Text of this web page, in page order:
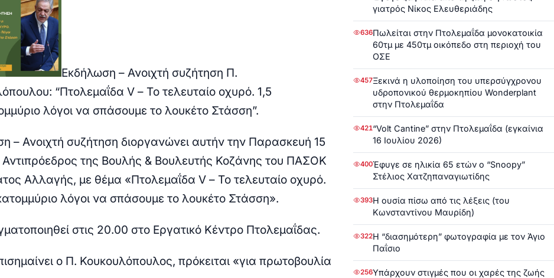
Εκδήλωση – Ανοιχτή συζήτηση Π.
“Πτολεμαΐδα V – Το τελευταίο οχυρό. 1,5
λόγοι να σπάσουμε το λουκέτο Στάσση”.
– Ανοιχτή συζήτηση διοργανώνει αυτήν την Παρασκευή 15
της Βουλής & Βουλευτής Κοζάνης του ΠΑΣΟΚ
Αλλαγής, με θέμα «Πτολεμαΐδα V – Το τελευταίο οχυρό.
λόγοι να σπάσουμε το λουκέτο Στάσση».
στις 20.00 στο Εργατικό Κέντρο Πτολεμαΐδας.
ο Π. Κουκουλόπουλος, πρόκειται «για πρωτοβουλία
γιατρός Νίκος Ελευθεριάδης
636Πωλείται στην Πτολεμαΐδα μονοκατοικία
60τμ με 450τμ οικόπεδο στη περιοχή του
ΟΣΕ
457Ξεκινά η υλοποίηση του υπερσύγχρονου
υδροπονικού θερμοκηπίου Wonderplant
στην Πτολεμαΐδα
421“Volt Cantine” στην Πτολεμαΐδα (εγκαίνια
16 Ιουλίου 2026)
400Έφυγε σε ηλικία 65 ετών ο “Snoopy”
Στέλιος Χατζηπαναγιωτίδης
393Η ουσία πίσω από τις λέξεις (του
Κωνσταντίνου Μαυρίδη)
322Η “διασημότερη” φωτογραφία με τον Άγιο
Παΐσιο
256Υπάρχουν στιγμές που οι χαρές της ζωής